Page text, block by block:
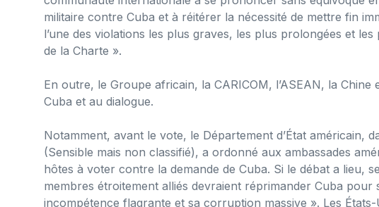
militaire contre Cuba et à réitérer la nécessité de mettre fin
l’une des violations les plus graves, les plus prolongées et
de la Charte ».
En outre, le Groupe africain, la CARICOM, l’ASEAN, la
Cuba et au dialogue.
Notamment, avant le vote, le Département d’État américain,
(Sensible mais non classifié), a ordonné aux ambassades
hôtes à voter contre la demande de Cuba. Si le débat a lieu,
membres étroitement alliés devraient réprimander Cuba pour
incompétence flagrante et sa corruption massive ». Les